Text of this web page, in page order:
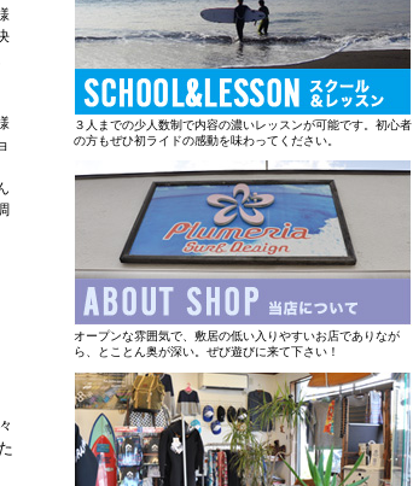
３人までの少人数制で内容の濃いレッスンが可能です。初心者
の方もぜひ初ライドの感動を味わってください。
オープンな雰囲気で、敷居の低い入りやすいお店でありなが
ら、とことん奥が深い。ぜび遊びに来て下さい！